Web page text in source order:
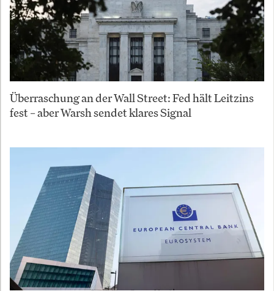
Überraschung an der Wall Street: Fed hält Leitzins
fest – aber Warsh sendet klares Signal